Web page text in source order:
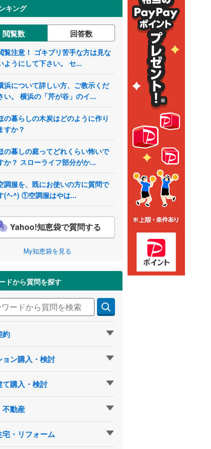
キング
閲覧数 回答数
覧注意！ ゴキブリ苦手な方は見な
ようにして下さい。 セ...
浜について詳しい方、ご教示くだ
い。 横浜の「芹が谷」のイ...
の暮らしの木炭はどのように作り
すか？
の暮しの庭ってどれくらい怖いで
か？ スローライフ部分がか...
調服を、既にお使いの方に質問で
(^-^) ①空調服はやは...
Yahoo!知恵袋で質問する
My知恵袋を見る
ドから質問を探す
約
ョン購入・検討
て購入・検討
不動産
宅・リフォーム